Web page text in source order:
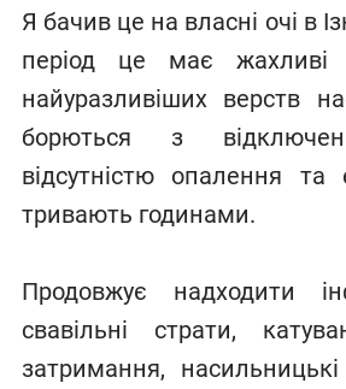
Я бачив це на власні очі в
період це має жахливі
найуразливіших верств
борються з
відсутністю опалення та
тривають годинами.
Продовжує надходити
свавільні страти,
затримання,